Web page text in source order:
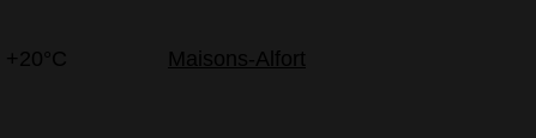
+20°C Maisons-Alfort